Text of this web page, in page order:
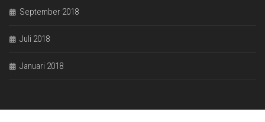
September 2018
Juli 2018
Januari 2018